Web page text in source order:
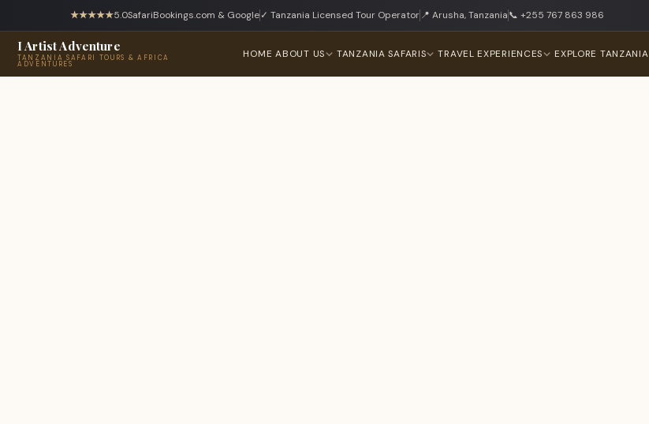
★★★★★5.0SafariBookings.com & Google✓ Tanzania Licensed Tour Operator📍 Arusha, Tanzania📞 +255 767 863 986
I Artist Adventure
TANZANIA SAFARI TOURS & AFRICA
ADVENTURES
HOME ABOUT US TANZANIA SAFARIS TRAVEL EXPERIENCES EXPLORE TANZANIA